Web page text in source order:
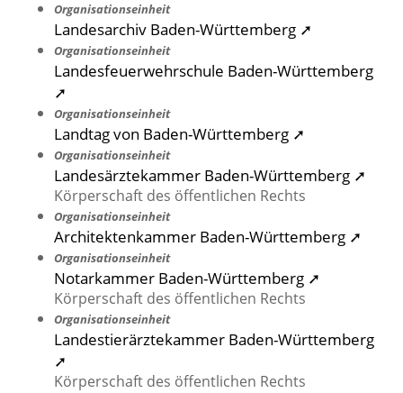
Organisationseinheit
Landesarchiv Baden-Württemberg ➚
Organisationseinheit
Landesfeuerwehrschule Baden-Württemberg
➚
Organisationseinheit
Landtag von Baden-Württemberg ➚
Organisationseinheit
Landesärztekammer Baden-Württemberg ➚
Körperschaft des öffentlichen Rechts
Organisationseinheit
Architektenkammer Baden-Württemberg ➚
Organisationseinheit
Notarkammer Baden-Württemberg ➚
Körperschaft des öffentlichen Rechts
Organisationseinheit
Landestierärztekammer Baden-Württemberg
➚
Körperschaft des öffentlichen Rechts